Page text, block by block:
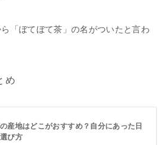
「ぼてぼて茶」の名がついたと言わ
め
産地はどこがおすすめ？自分にあった日
び方